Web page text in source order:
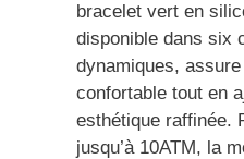
bracelet vert en
disponible dans six
dynamiques,
confortable tout en
esthétique raffinée.
jusqu’à 10ATM, la